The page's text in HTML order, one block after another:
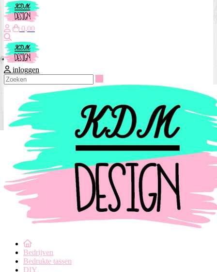
0,00
inloggen
Bedrijven
Bedrukte tassen
DIY